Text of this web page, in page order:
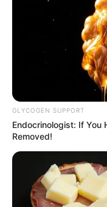
GLYCOGEN SUPPORT
Endocrinologist: If You
Removed!